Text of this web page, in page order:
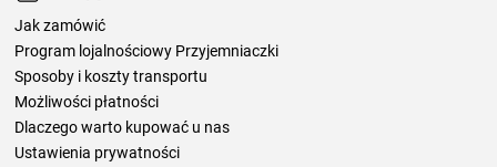
Jak zamówić
Program lojalnościowy Przyjemniaczki
Sposoby i koszty transportu
Możliwości płatności
Dlaczego warto kupować u nas
Ustawienia prywatności